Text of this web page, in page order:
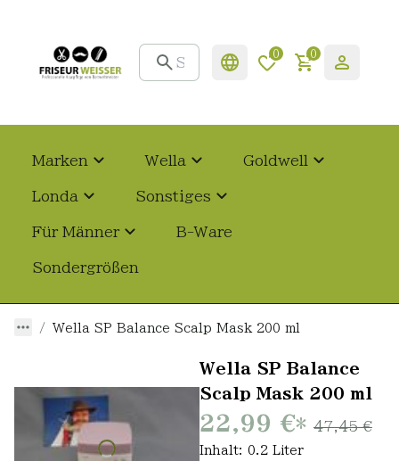
0 0
Marken Wella Goldwell
Londa Sonstiges
Für Männer B-Ware
Sondergrößen
Wella SP Balance Scalp Mask 200 ml
Wella SP Balance
Scalp Mask 200 ml
22,99 €* 47,45 €
Inhalt: 0.2 Liter